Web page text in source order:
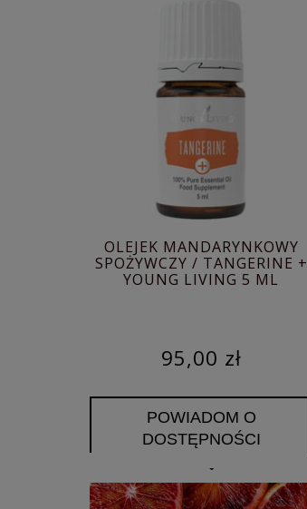
OLEJEK MANDARYNKOWY
SPOŻYWCZY / TANGERINE +
YOUNG LIVING 5 ML
95,00 zł
POWIADOM O
DOSTĘPNOŚCI